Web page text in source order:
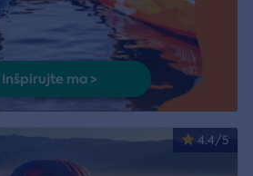
Inšpirujte ma >
4.4/5